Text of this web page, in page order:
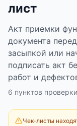
лист
Акт приемки
документа
засыпкой или
подписать акт
работ и
6 пунктов проверки
Чек-листы